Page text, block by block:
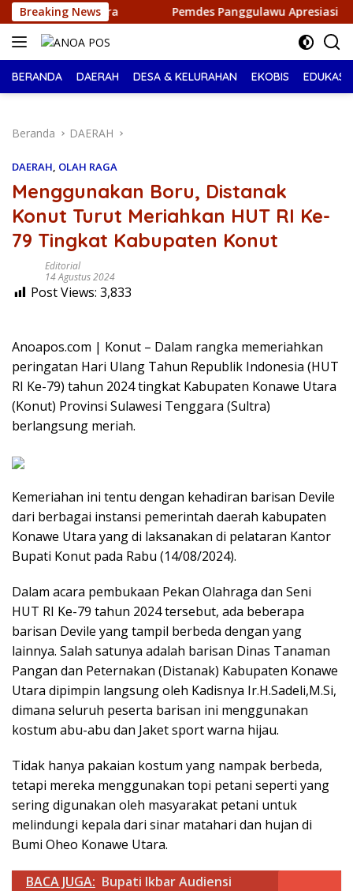
Langsung
ke
konten
Breaking News
Pemdes Panggulawu Apresiasi Mahasiswa KKN UIN
BERANDA DAERAH DESA & KELURAHAN EKOBIS EDUKASI
Beranda DAERAH
DAERAH, OLAH RAGA
Menggunakan Boru, Distanak
Konut Turut Meriahkan HUT RI Ke-
79 Tingkat Kabupaten Konut
Editorial
14 Agustus 2024
Post Views: 3,833
Anoapos.com | Konut – Dalam rangka memeriahkan
peringatan Hari Ulang Tahun Republik Indonesia (HUT
RI Ke-79) tahun 2024 tingkat Kabupaten Konawe Utara
(Konut) Provinsi Sulawesi Tenggara (Sultra)
berlangsung meriah.
Kemeriahan ini tentu dengan kehadiran barisan Devile
dari berbagai instansi pemerintah daerah kabupaten
Konawe Utara yang di laksanakan di pelataran Kantor
Bupati Konut pada Rabu (14/08/2024).
Dalam acara pembukaan Pekan Olahraga dan Seni
HUT RI Ke-79 tahun 2024 tersebut, ada beberapa
barisan Devile yang tampil berbeda dengan yang
lainnya. Salah satunya adalah barisan Dinas Tanaman
Pangan dan Peternakan (Distanak) Kabupaten Konawe
Utara dipimpin langsung oleh Kadisnya Ir.H.Sadeli,M.Si,
dimana seluruh peserta barisan ini menggunakan
kostum abu-abu dan Jaket sport warna hijau.
Tidak hanya pakaian kostum yang nampak berbeda,
tetapi mereka menggunakan topi petani seperti yang
sering digunakan oleh masyarakat petani untuk
melindungi kepala dari sinar matahari dan hujan di
Bumi Oheo Konawe Utara.
BACA JUGA: Bupati Ikbar Audiensi